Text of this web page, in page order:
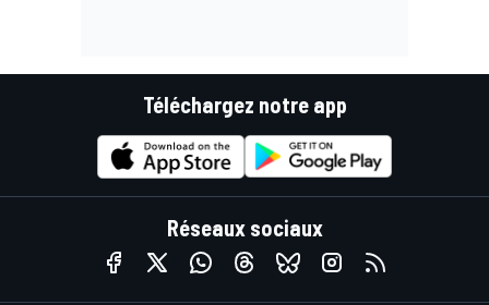
Téléchargez notre app
Réseaux sociaux